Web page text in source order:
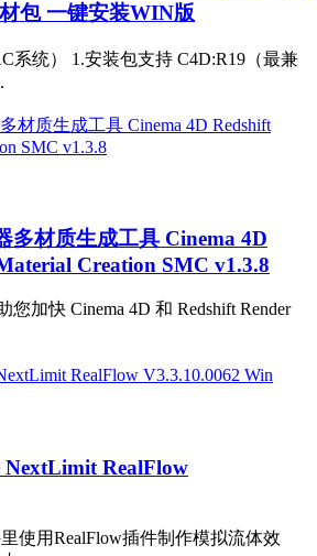
包 一键安装WIN版
系统） 1.安装包支持 C4D:R19（最兼
多材质生成工具 Cinema 4D
Creation SMC v1.3.8
加快 Cinema 4D 和 Redshift Render
RealFlow
使用RealFlow插件制作模拟流体效